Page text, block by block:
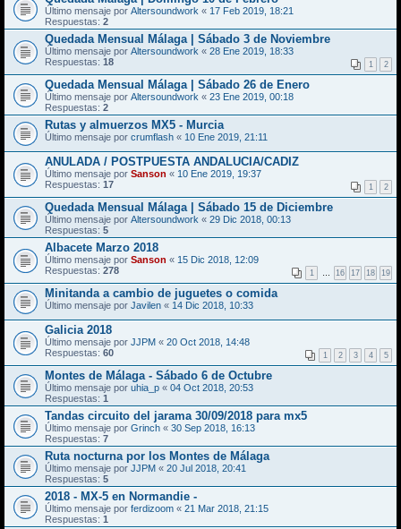
Último mensaje por Altersoundwork « 17 Feb 2019, 18:21
Respuestas: 2
Quedada Mensual Málaga | Sábado 3 de Noviembre
Último mensaje por Altersoundwork « 28 Ene 2019, 18:33
Respuestas: 18 1 2
Quedada Mensual Málaga | Sábado 26 de Enero
Último mensaje por Altersoundwork « 23 Ene 2019, 00:18
Respuestas: 2
Rutas y almuerzos MX5 - Murcia
Último mensaje por crumflash « 10 Ene 2019, 21:11
ANULADA / POSTPUESTA ANDALUCIA/CADIZ
Último mensaje por Sanson « 10 Ene 2019, 19:37
Respuestas: 17 1 2
Quedada Mensual Málaga | Sábado 15 de Diciembre
Último mensaje por Altersoundwork « 29 Dic 2018, 00:13
Respuestas: 5
Albacete Marzo 2018
Último mensaje por Sanson « 15 Dic 2018, 12:09
Respuestas: 278 1 … 16 17 18 19
Minitanda a cambio de juguetes o comida
Último mensaje por Javilen « 14 Dic 2018, 10:33
Galicia 2018
Último mensaje por JJPM « 20 Oct 2018, 14:48
Respuestas: 60 1 2 3 4 5
Montes de Málaga - Sábado 6 de Octubre
Último mensaje por uhia_p « 04 Oct 2018, 20:53
Respuestas: 1
Tandas circuito del jarama 30/09/2018 para mx5
Último mensaje por Grinch « 30 Sep 2018, 16:13
Respuestas: 7
Ruta nocturna por los Montes de Málaga
Último mensaje por JJPM « 20 Jul 2018, 20:41
Respuestas: 5
2018 - MX-5 en Normandie -
Último mensaje por ferdizoom « 21 Mar 2018, 21:15
Respuestas: 1